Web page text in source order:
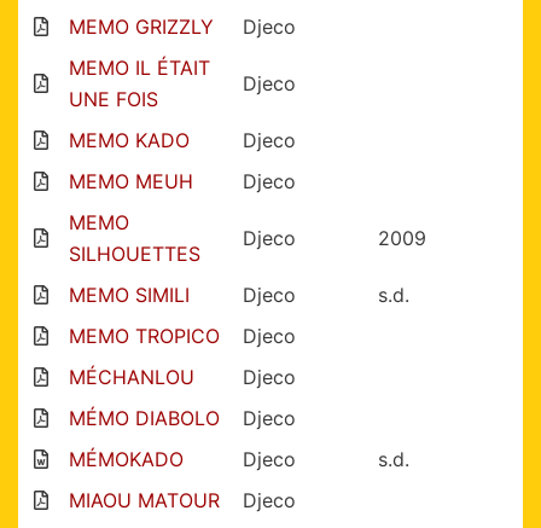
MEMO GRIZZLY
Djeco
MEMO IL ÉTAIT
UNE FOIS
Djeco
MEMO KADO
Djeco
MEMO MEUH
Djeco
MEMO
SILHOUETTES
Djeco 2009
MEMO SIMILI Djeco
s.d.
MEMO TROPICO
Djeco
MÉCHANLOU
Djeco
MÉMO DIABOLO
Djeco
MÉMOKADO
Djeco
s.d.
MIAOU MATOUR
Djeco